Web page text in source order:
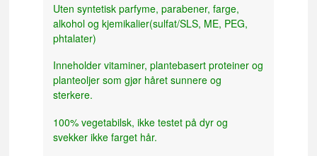
Uten syntetisk parfyme, parabener, farge,
alkohol og kjemikalier(sulfat/SLS, ME, PEG,
phtalater)
Inneholder vitaminer, plantebasert proteiner og
planteoljer som gjør håret sunnere og
sterkere.
100% vegetabilsk, ikke testet på dyr og
svekker ikke farget hår.